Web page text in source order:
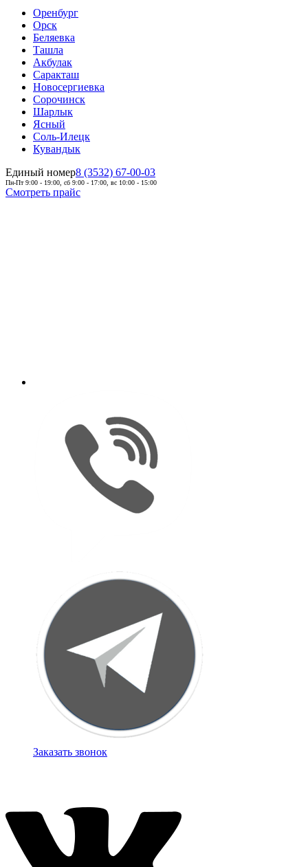
Оренбург
Орск
Беляевка
Ташла
Акбулак
Саракташ
Новосергиевка
Сорочинск
Шарлык
Ясный
Соль-Илецк
Кувандык
Единый номер8 (3532) 67-00-03
Пн-Пт 9:00 - 19:00, сб 9:00 - 17:00, вс 10:00 - 15:00
Смотреть прайс
Заказать звонок